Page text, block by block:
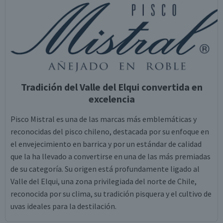
Tradición del Valle del Elqui convertida en
excelencia
Pisco Mistral es una de las marcas más emblemáticas y
reconocidas del pisco chileno, destacada por su enfoque en
el envejecimiento en barrica y por un estándar de calidad
que la ha llevado a convertirse en una de las más premiadas
de su categoría. Su origen está profundamente ligado al
Valle del Elqui, una zona privilegiada del norte de Chile,
reconocida por su clima, su tradición pisquera y el cultivo de
uvas ideales para la destilación.